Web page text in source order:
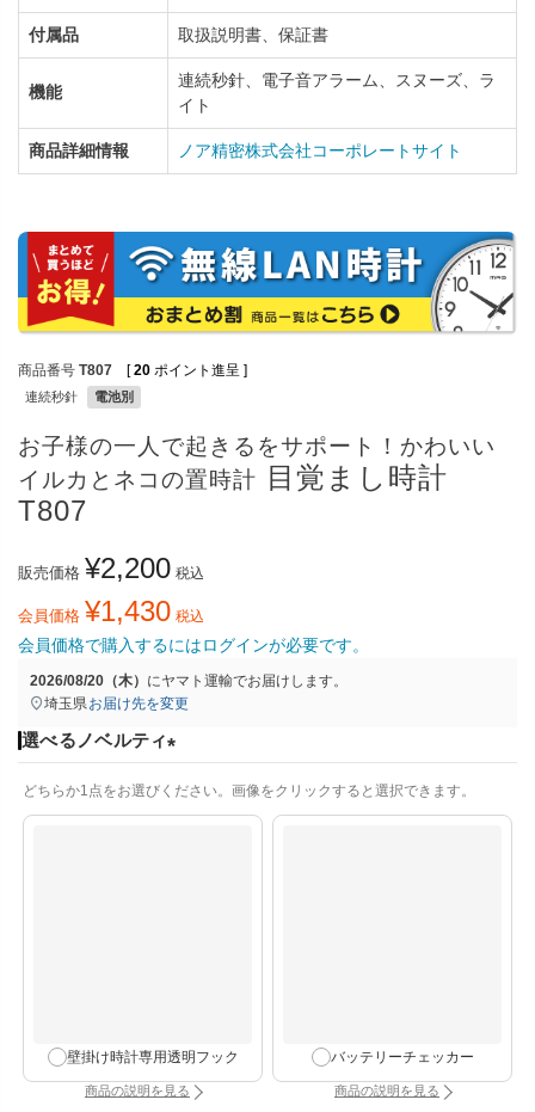
付属品 取扱説明書、保証書
機能
連続秒針、電子音アラーム、スヌーズ、ラ
イト
商品詳細情報 ノア精密株式会社コーポレートサイト
商品番号 T807 [ 20 ポイント進呈 ]
連続秒針 電池別
お子様の一人で起きるをサポート！かわいい
イルカとネコの置時計
目覚まし時計
T807
販売価格 ¥2,200 税込
会員価格 ¥1,430 税込
会員価格で購入するにはログインが必要です。
2026/08/20（木） にヤマト運輸でお届けします。
埼玉県お届け先を変更
選べるノベルティ
必
どちらか1点をお選びください。画像をクリックすると選択できます。
壁掛け時計専用透明フック
商品の説明を見る：壁掛け時計専用透明フック（別タブで開きます）
バッテリーチェッカー
商品の説明を見る：バッテリーチェッカ